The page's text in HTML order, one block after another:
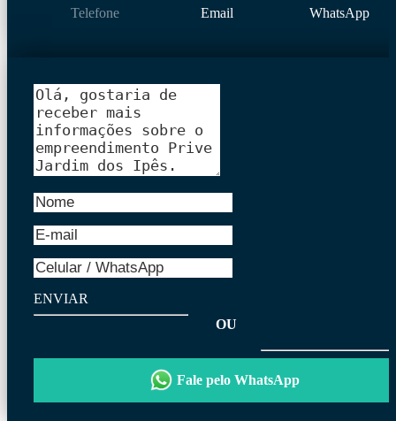
Telefone Email WhatsApp
ENVIAR
OU
Fale pelo WhatsApp